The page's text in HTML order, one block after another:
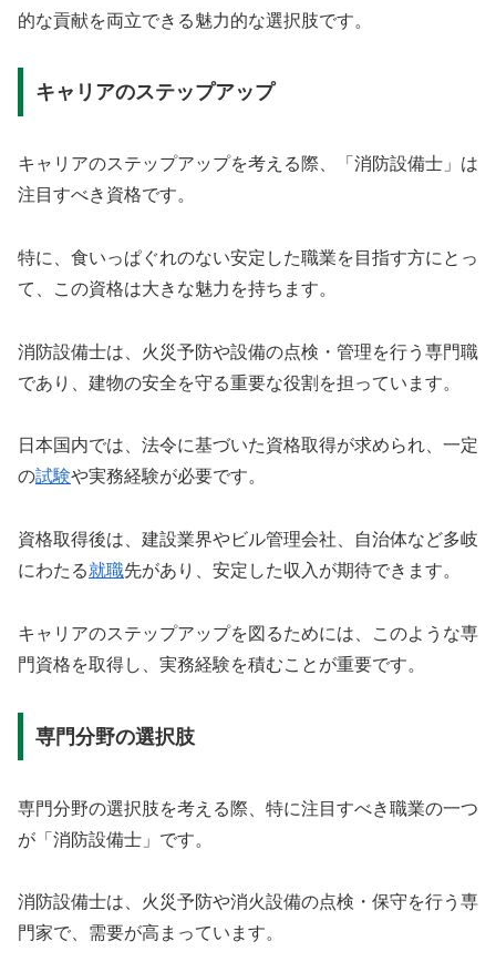
的な貢献を両立できる魅力的な選択肢です。
キャリアのステップアップ
キャリアのステップアップを考える際、「消防設備士」は
注目すべき資格です。
特に、食いっぱぐれのない安定した職業を目指す方にとっ
て、この資格は大きな魅力を持ちます。
消防設備士は、火災予防や設備の点検・管理を行う専門職
であり、建物の安全を守る重要な役割を担っています。
日本国内では、法令に基づいた資格取得が求められ、一定
の試験や実務経験が必要です。
資格取得後は、建設業界やビル管理会社、自治体など多岐
にわたる就職先があり、安定した収入が期待できます。
キャリアのステップアップを図るためには、このような専
門資格を取得し、実務経験を積むことが重要です。
専門分野の選択肢
専門分野の選択肢を考える際、特に注目すべき職業の一つ
が「消防設備士」です。
消防設備士は、火災予防や消火設備の点検・保守を行う専
門家で、需要が高まっています。